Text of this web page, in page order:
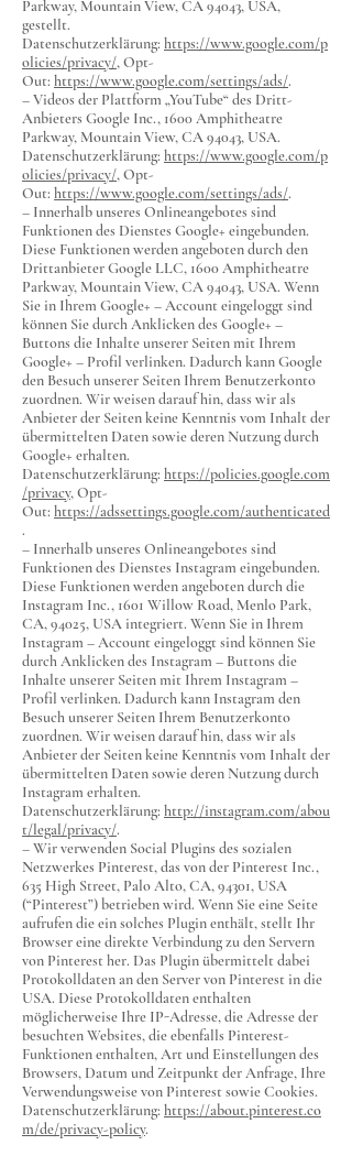
Parkway, Mountain View, CA 94043, USA,
gestellt.
Datenschutzerklärung: https://www.google.com/p
olicies/privacy/, Opt-
Out: https://www.google.com/settings/ads/.
– Videos der Plattform „YouTube“ des Dritt-
Anbieters Google Inc., 1600 Amphitheatre
Parkway, Mountain View, CA 94043, USA.
Datenschutzerklärung: https://www.google.com/p
olicies/privacy/, Opt-
Out: https://www.google.com/settings/ads/.
– Innerhalb unseres Onlineangebotes sind
Funktionen des Dienstes Google+ eingebunden.
Diese Funktionen werden angeboten durch den
Drittanbieter Google LLC, 1600 Amphitheatre
Parkway, Mountain View, CA 94043, USA. Wenn
Sie in Ihrem Google+ – Account eingeloggt sind
können Sie durch Anklicken des Google+ –
Buttons die Inhalte unserer Seiten mit Ihrem
Google+ – Profil verlinken. Dadurch kann Google
den Besuch unserer Seiten Ihrem Benutzerkonto
zuordnen. Wir weisen darauf hin, dass wir als
Anbieter der Seiten keine Kenntnis vom Inhalt der
übermittelten Daten sowie deren Nutzung durch
Google+ erhalten.
Datenschutzerklärung: https://policies.google.com
/privacy, Opt-
Out: https://adssettings.google.com/authenticated
.
– Innerhalb unseres Onlineangebotes sind
Funktionen des Dienstes Instagram eingebunden.
Diese Funktionen werden angeboten durch die
Instagram Inc., 1601 Willow Road, Menlo Park,
CA, 94025, USA integriert. Wenn Sie in Ihrem
Instagram – Account eingeloggt sind können Sie
durch Anklicken des Instagram – Buttons die
Inhalte unserer Seiten mit Ihrem Instagram –
Profil verlinken. Dadurch kann Instagram den
Besuch unserer Seiten Ihrem Benutzerkonto
zuordnen. Wir weisen darauf hin, dass wir als
Anbieter der Seiten keine Kenntnis vom Inhalt der
übermittelten Daten sowie deren Nutzung durch
Instagram erhalten.
Datenschutzerklärung: http://instagram.com/abou
t/legal/privacy/.
– Wir verwenden Social Plugins des sozialen
Netzwerkes Pinterest, das von der Pinterest Inc.,
635 High Street, Palo Alto, CA, 94301, USA
(“Pinterest”) betrieben wird. Wenn Sie eine Seite
aufrufen die ein solches Plugin enthält, stellt Ihr
Browser eine direkte Verbindung zu den Servern
von Pinterest her. Das Plugin übermittelt dabei
Protokolldaten an den Server von Pinterest in die
USA. Diese Protokolldaten enthalten
möglicherweise Ihre IP-Adresse, die Adresse der
besuchten Websites, die ebenfalls Pinterest-
Funktionen enthalten, Art und Einstellungen des
Browsers, Datum und Zeitpunkt der Anfrage, Ihre
Verwendungsweise von Pinterest sowie Cookies.
Datenschutzerklärung: https://about.pinterest.co
m/de/privacy-policy.